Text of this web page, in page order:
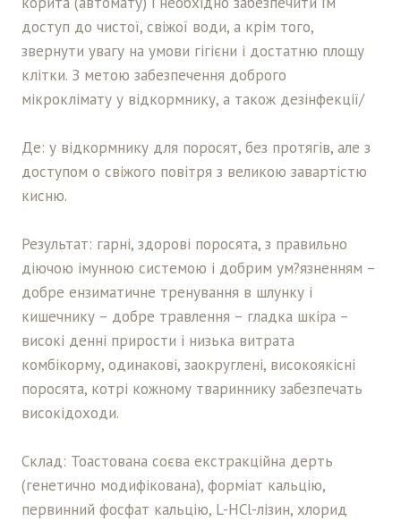
доступ до чистої, свіжої води, а крім того,
звернути увагу на умови гігієни і достатню площу
клітки. З метою забезпечення доброго
мікроклімату у відкормнику, а також дезінфекції/
Де: у відкормнику для поросят, без протягів, але з
доступом о свіжого повітря з великою завартістю
кисню.
Результат: гарні, здорові поросята, з правильно
діючою імунною системою і добрим ум?язненням –
добре ензиматичне тренування в шлунку і
кишечнику – добре травлення – гладка шкіра –
високі денні прирости і низька витрата
комбікорму, одинакові, заокруглені, високоякісні
поросята, котрі кожному твариннику забезпечать
високідоходи.
Склад: Тоастована соєва екстракцiйна дерть
(генетично модифiкована), формiат кальцiю,
первинний фосфат кальцію, L-HCl-лізин, хлорид